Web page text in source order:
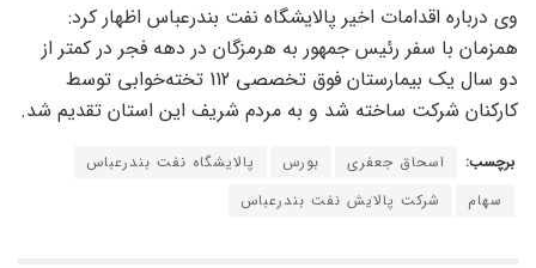
وی درباره اقدامات اخیر پالایشگاه نفت بندرعباس اظهار کرد:
همزمان با سفر رئیس جمهور به هرمزگان در دهه فجر در کمتر از
دو سال یک بیمارستان فوق تخصصی 112 تخته‌خوابی توسط
کارکنان شرکت ساخته شد و به مردم شریف این استان تقدیم شد.
برچسب: اسحاق جعفری بورس
پالایشگاه نفت بندرعباس
سهام
شرکت پالایش نفت بندرعباس